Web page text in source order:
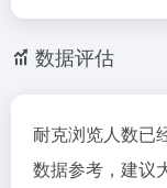
数据评估
耐克浏览人数已
数据参考，建议